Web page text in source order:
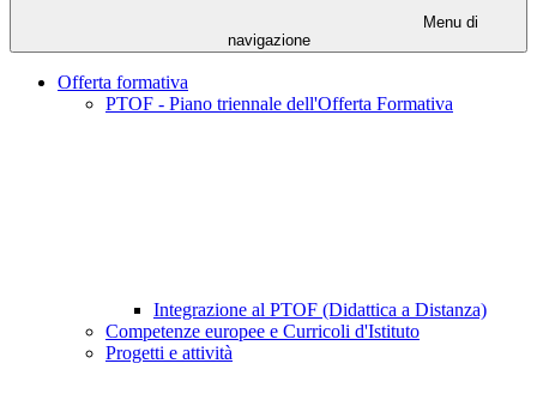
Menu di
navigazione
Offerta formativa
PTOF - Piano triennale dell'Offerta Formativa
Integrazione al PTOF (Didattica a Distanza)
Competenze europee e Curricoli d'Istituto
Progetti e attività